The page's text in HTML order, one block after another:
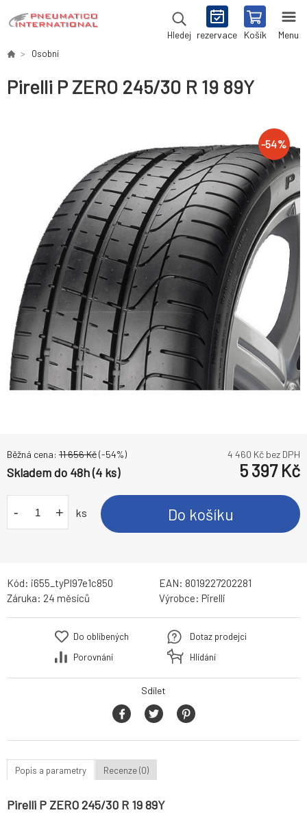
Hledej rezervace Košík Menu
Osobní
Pirelli P ZERO 245/30 R 19 89Y
-54%
Běžná cena: 11 656Kč(-54%) 4 460 Kč bez DPH
Skladem do 48h (4 ks) 5 397Kč
- + ks Do košíku
Kód: i655_tyPI97e1c850 EAN: 8019227202281
Záruka: 24 měsíců Výrobce: Pirelli
Do oblíbených
Porovnání
Dotaz prodejci
Hlídání
Sdílet
Popis a parametry Recenze (0)
Pirelli P ZERO 245/30 R 19 89Y